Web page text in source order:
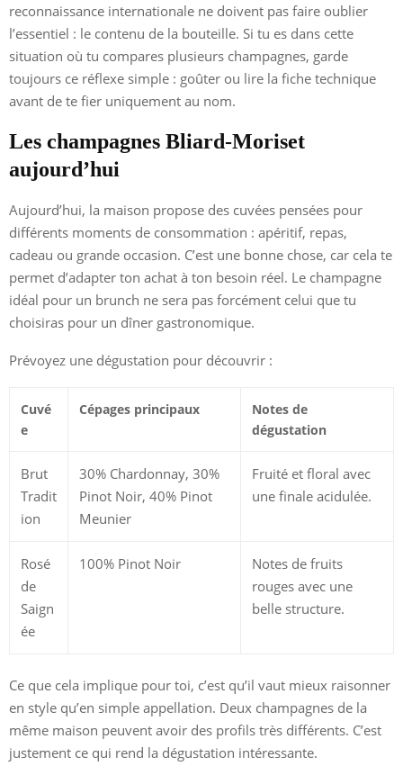
reconnaissance internationale ne doivent pas faire oublier
l’essentiel : le contenu de la bouteille. Si tu es dans cette
situation où tu compares plusieurs champagnes, garde
toujours ce réflexe simple : goûter ou lire la fiche technique
avant de te fier uniquement au nom.
Les champagnes Bliard-Moriset
aujourd’hui
Aujourd’hui, la maison propose des cuvées pensées pour
différents moments de consommation : apéritif, repas,
cadeau ou grande occasion. C’est une bonne chose, car cela te
permet d’adapter ton achat à ton besoin réel. Le champagne
idéal pour un brunch ne sera pas forcément celui que tu
choisiras pour un dîner gastronomique.
Prévoyez une dégustation pour découvrir :
Cuvé
e
Cépages principaux
Notes de
dégustation
Brut
Tradit
ion
30% Chardonnay, 30%
Pinot Noir, 40% Pinot
Meunier
Fruité et floral avec
une finale acidulée.
Rosé
de
Saign
ée
100% Pinot Noir
Notes de fruits
rouges avec une
belle structure.
Ce que cela implique pour toi, c’est qu’il vaut mieux raisonner
en style qu’en simple appellation. Deux champagnes de la
même maison peuvent avoir des profils très différents. C’est
justement ce qui rend la dégustation intéressante.